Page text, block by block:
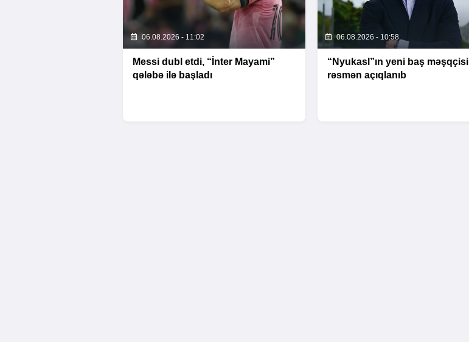
06.08.2026 - 11:02
Messi dubl etdi, “İnter Mayami”
qələbə ilə başladı
06.08.2026 - 10:58
“Nyukasl”ın yeni baş məşqçisi
rəsmən açıqlanıb